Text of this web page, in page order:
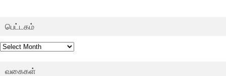
பெட்டகம்
பெட்டகம்
வகைகள்